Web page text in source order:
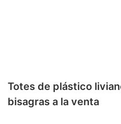
Totes de plástico
bisagras a la venta